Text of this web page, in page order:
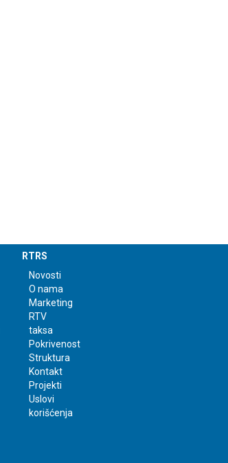
RTRS
Novosti
O nama
Marketing
RTV
taksa
Pokrivenost
Struktura
Kontakt
Projekti
Uslovi
korišćenja